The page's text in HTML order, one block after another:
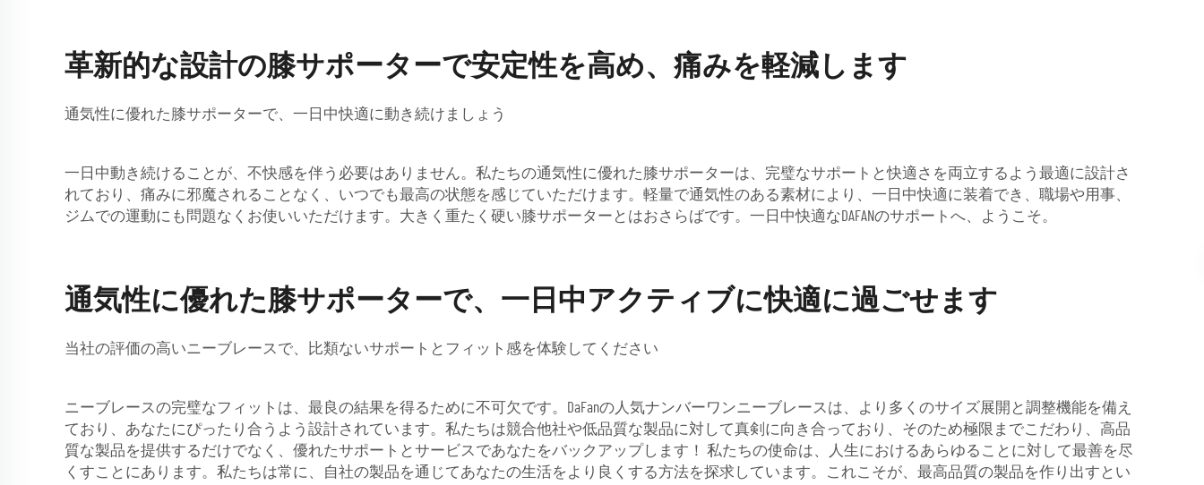
革新的な設計の膝サポーターで安定性を高め、痛みを軽減します
通気性に優れた膝サポーターで、一日中快適に動き続けましょう
一日中動き続けることが、不快感を伴う必要はありません。私たちの通気性に優れた膝サポーターは、完璧なサポートと快適さを両立するよう最適に設計さ
れており、痛みに邪魔されることなく、いつでも最高の状態を感じていただけます。軽量で通気性のある素材により、一日中快適に装着でき、職場や用事、
ジムでの運動にも問題なくお使いいただけます。大きく重たく硬い膝サポーターとはおさらばです。一日中快適なDAFANのサポートへ、ようこそ。
通気性に優れた膝サポーターで、一日中アクティブに快適に過ごせます
当社の評価の高いニーブレースで、比類ないサポートとフィット感を体験してください
ニーブレースの完璧なフィットは、最良の結果を得るために不可欠です。DaFanの人気ナンバーワンニーブレースは、より多くのサイズ展開と調整機能を備え
ており、あなたにぴったり合うよう設計されています。私たちは競合他社や低品質な製品に対して真剣に向き合っており、そのため極限までこだわり、高品
質な製品を提供するだけでなく、優れたサポートとサービスであなたをバックアップします！ 私たちの使命は、人生におけるあらゆることに対して最善を尽
くすことにあります。私たちは常に、自社の製品を通じてあなたの生活をより良くする方法を探求しています。これこそが、最高品質の製品を作り出すとい